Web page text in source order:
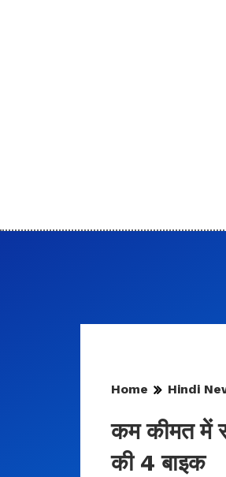
Home Hindi
कम कीमत में
की 4 बाइक